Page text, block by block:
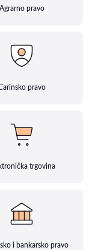
Agrarno pravo
pravo
trgovina
i bankarsko pravo